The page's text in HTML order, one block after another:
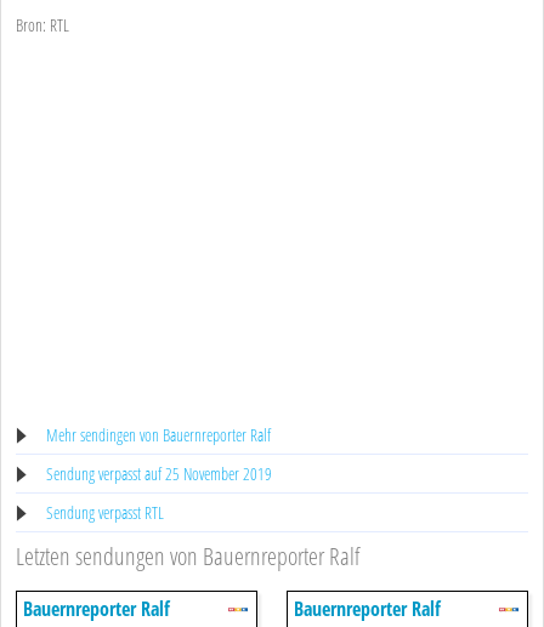
Bron: RTL
Mehr sendingen von Bauernreporter Ralf
Sendung verpasst auf 25 November 2019
Sendung verpasst RTL
Letzten sendungen von Bauernreporter Ralf
Bauernreporter Ralf Bauernreporter Ralf